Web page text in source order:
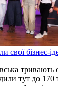
свої бізнес-
тривають
тут до 170